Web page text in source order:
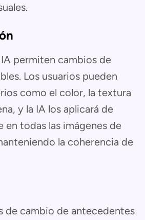
permiten cambios de
Los usuarios pueden
como el color, la textura
y la IA los aplicará de
en todas las imágenes de
la coherencia de
de cambio de antecedentes